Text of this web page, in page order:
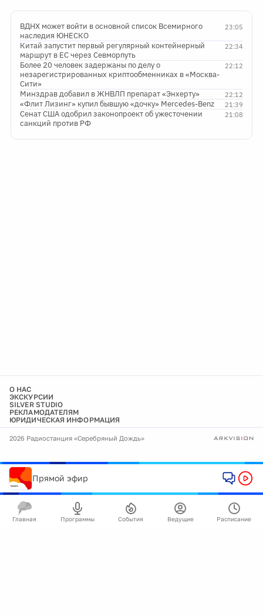
23:05
ВДНХ может войти в основной список Всемирного
наследия ЮНЕСКО
22:34
Китай запустит первый регулярный контейнерный
маршрут в ЕС через Севморпуть
22:12
Более 20 человек задержаны по делу о
незарегистрированных криптообменниках в «Москва-
Сити»
22:12
Минздрав добавил в ЖНВЛП препарат «Энхерту»
21:39
«Флит Лизинг» купил бывшую «дочку» Mercedes-Benz
21:08
Сенат США одобрил законопроект об ужесточении
санкций против РФ
О НАС
ЭКСКУРСИИ
SILVER STUDIO
РЕКЛАМОДАТЕЛЯМ
ЮРИДИЧЕСКАЯ ИНФОРМАЦИЯ
2026 Радиостанция «Серебряный Дождь»
Прямой эфир
Главная Программы События Ведущие Расписание